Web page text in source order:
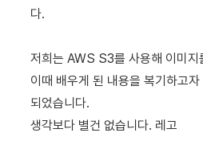
다.
저희는 AWS S3를 사용해 이미지
이때 배우게 된 내용을 복기하고
되었습니다.
생각보다 별건 없습니다. 레고